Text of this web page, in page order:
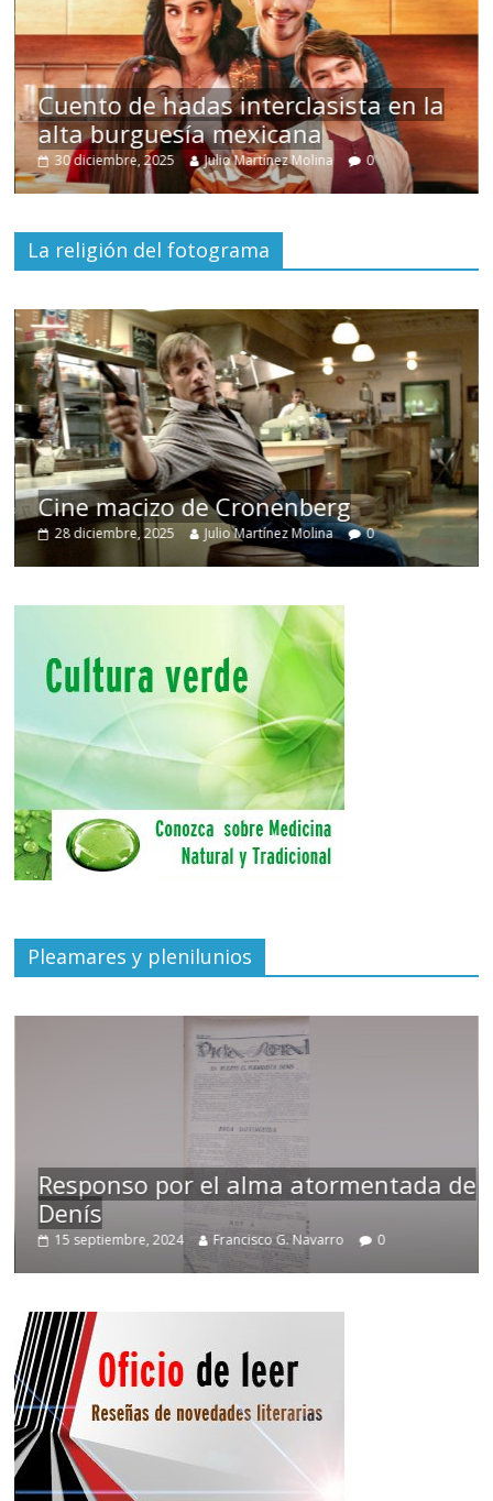
Cuento de hadas interclasista en la
alta burguesía mexicana
30 diciembre, 2025 Julio Martínez Molina 0
La religión del fotograma
Cine macizo de Cronenberg
28 diciembre, 2025 Julio Martínez Molina 0
Pleamares y plenilunios
Responso por el alma atormentada de
Denís
15 septiembre, 2024 Francisco G. Navarro 0